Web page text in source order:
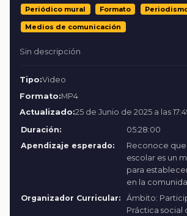
Periódico mural Formato
Medios de comunicación
Sin descripción
Tipo:Video
Formato:MP4
Actualizado:25 de Junio de 2025 a las
Duración:
05:28:00
Apendizaje esperado:
Reconoce
escolar es un
para
en la
Organizador Curricular:
Ámbito:
Práctica social